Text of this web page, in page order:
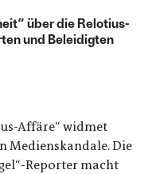
über die Relotius-
und Beleidigten
Affäre“ widmet
Medienskandale. Die
Reporter macht